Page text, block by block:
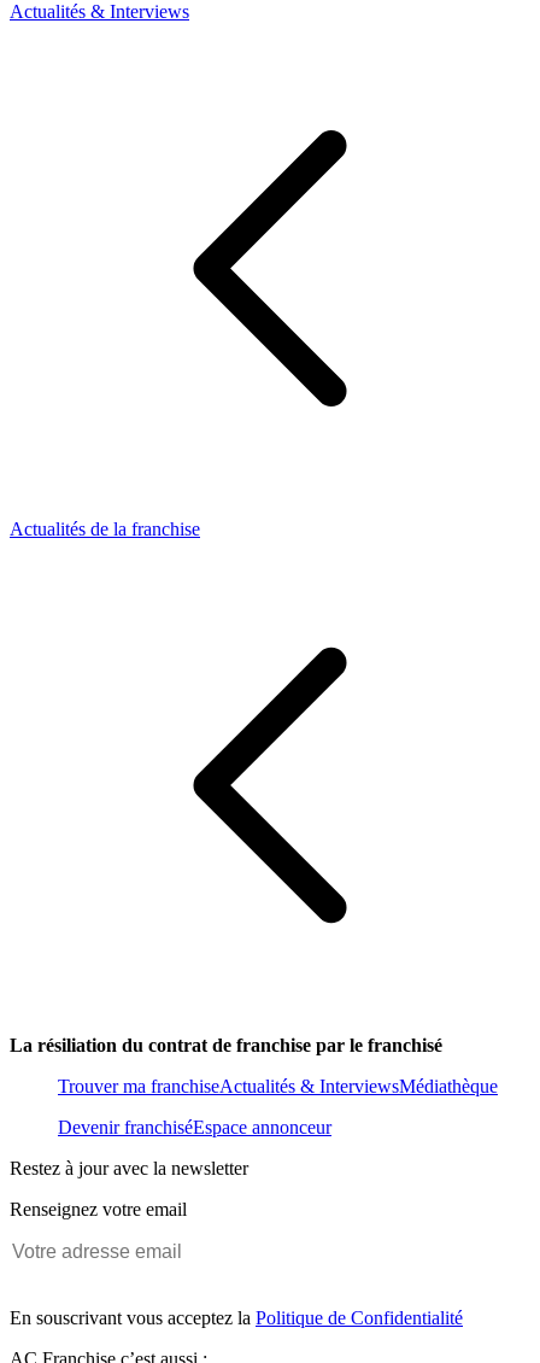
Actualités & Interviews
Actualités de la franchise
La résiliation du contrat de franchise par le franchisé
Trouver ma franchiseActualités & InterviewsMédiathèque
Devenir franchiséEspace annonceur
Restez à jour avec la newsletter
Renseignez votre email
En souscrivant vous acceptez la Politique de Confidentialité